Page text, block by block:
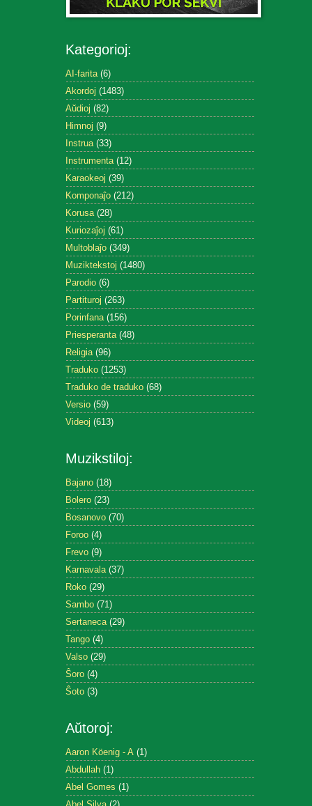
Kategorioj:
AI-farita (6)
Akordoj (1483)
Aŭdioj (82)
Himnoj (9)
Instrua (33)
Instrumenta (12)
Karaokeoj (39)
Komponaĵo (212)
Korusa (28)
Kuriozaĵoj (61)
Multoblaĵo (349)
Muziktekstoj (1480)
Parodio (6)
Partituroj (263)
Porinfana (156)
Priesperanta (48)
Religia (96)
Traduko (1253)
Traduko de traduko (68)
Versio (59)
Videoj (613)
Muzikstiloj:
Bajano (18)
Bolero (23)
Bosanovo (70)
Foroo (4)
Frevo (9)
Karnavala (37)
Roko (29)
Sambo (71)
Sertaneca (29)
Tango (4)
Valso (29)
Ŝoro (4)
Ŝoto (3)
Aŭtoroj:
Aaron Köenig - A (1)
Abdullah (1)
Abel Gomes (1)